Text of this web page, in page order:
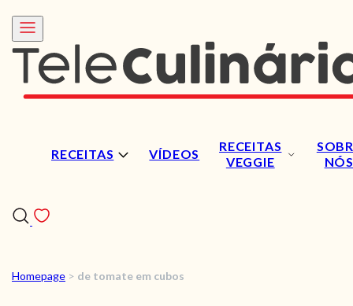
RECEITAS VÍDEOS
RECEITAS
VEGGIE
NÓS
RECEITAS
Homepage > de tomate em cubos